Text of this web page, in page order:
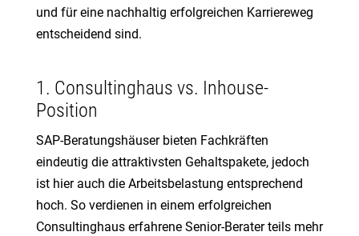
und für eine nachhaltig erfolgreichen Karriereweg
entscheidend sind.
1. Consultinghaus vs. Inhouse-
Position
SAP-Beratungshäuser bieten Fachkräften
eindeutig die attraktivsten Gehaltspakete, jedoch
ist hier auch die Arbeitsbelastung entsprechend
hoch. So verdienen in einem erfolgreichen
Consultinghaus erfahrene Senior-Berater teils mehr